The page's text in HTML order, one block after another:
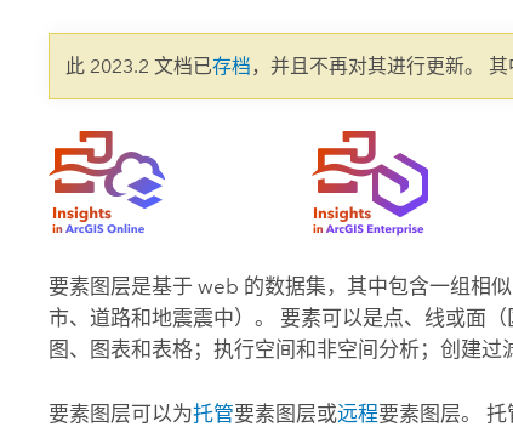
集成、编辑和共享空间数据
Esri 产
可持续发展
交通运输
基础设施管理
使用 GIS 创建现代化、有弹性且可持续发展
的未来。 规划和运营的地理方法有助于领导
者了解基础设施工程与周围环境的关系。
My Esri
客
招贤纳士
联系我们
此 2023.2 文档已存档，并且不再对其进行更新。
要素图层是基于 web 的数据集，其中包含一组相
市、道路和地震震中）。 要素可以是点、线或面
图、图表和表格；执行空间和非空间分析；创建过
要素图层可以为托管要素图层或远程要素图层。